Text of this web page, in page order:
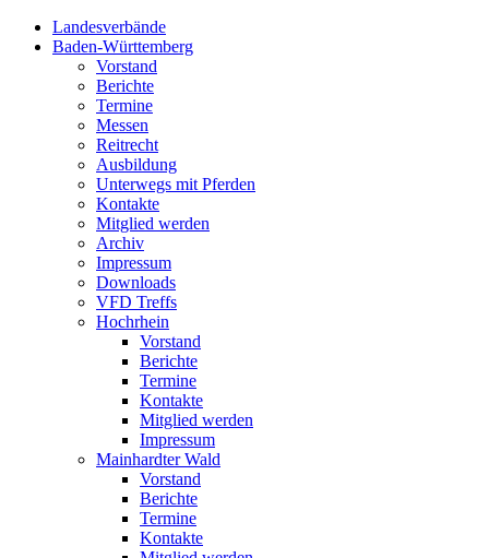
Landesverbände
Baden-Württemberg
Vorstand
Berichte
Termine
Messen
Reitrecht
Ausbildung
Unterwegs mit Pferden
Kontakte
Mitglied werden
Archiv
Impressum
Downloads
VFD Treffs
Hochrhein
Vorstand
Berichte
Termine
Kontakte
Mitglied werden
Impressum
Mainhardter Wald
Vorstand
Berichte
Termine
Kontakte